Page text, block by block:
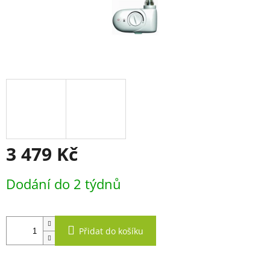
3 479 Kč
cena:
Dodání do 2 týdnů
Přidat do košíku